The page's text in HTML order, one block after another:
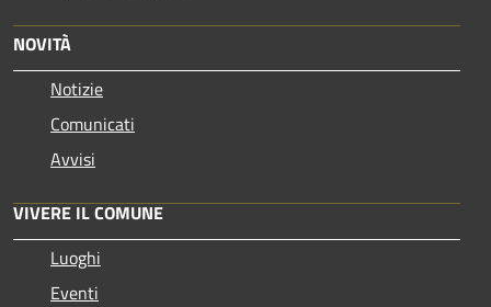
NOVITÀ
Notizie
Comunicati
Avvisi
VIVERE IL COMUNE
Luoghi
Eventi